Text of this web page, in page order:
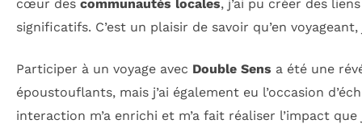
cœur des communautés locales, j’ai pu créer des
significatifs. C’est un plaisir de savoir qu’en
Participer à un voyage avec Double Sens a été une
époustouflants, mais j’ai également eu l’occasion
interaction m’a enrichi et m’a fait réaliser l’impact